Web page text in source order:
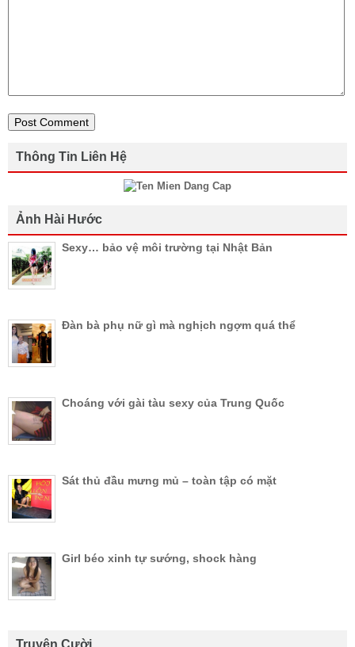
Thông Tin Liên Hệ
Ảnh Hài Hước
Sexy… bảo vệ môi trường tại Nhật Bản
Đàn bà phụ nữ gì mà nghịch ngợm quá thể
Choáng với gài tàu sexy của Trung Quốc
Sát thủ đầu mưng mủ – toàn tập có mặt
Girl béo xinh tự sướng, shock hàng
Truyên Cười